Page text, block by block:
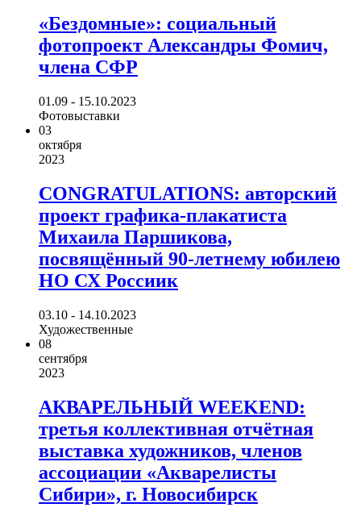
«Бездомные»: социальный
фотопроект Александры Фомич,
члена СФР
01.09 - 15.10.2023
Фотовыставки
03
октября
2023
CONGRATULATIONS: авторский
проект графика-плакатиста
Михаила Паршикова,
посвящённый 90-летнему юбилею
НО СХ Россиик
03.10 - 14.10.2023
Художественные
08
сентября
2023
АКВАРЕЛЬНЫЙ WEEKEND:
третья коллективная отчётная
выставка художников, членов
ассоциации «Акварелисты
Сибири», г. Новосибирск